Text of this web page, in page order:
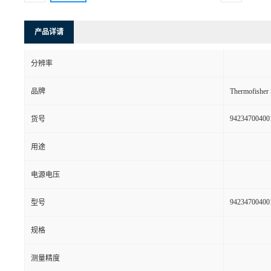
产品详请
分辨率
品牌
货号
用途
电源电压
型号
规格
测量精度